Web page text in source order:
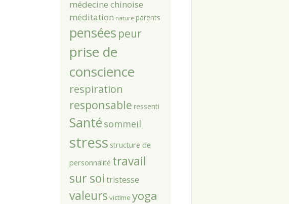
médecine chinoise
méditation nature parents
pensées peur
prise de
conscience
respiration
responsable ressenti
Santé sommeil
stress structure de
personnalité travail
sur soi tristesse
valeurs victime yoga